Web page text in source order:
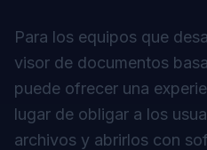
Para los equipos que
visor de documentos
puede ofrecer una
lugar de obligar a los
archivos y abrirlos con